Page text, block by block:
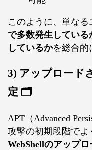
このように、単な
で多数発生している
しているかを総合的
3) アップロード
定 🗂️
APT（Advanced
攻撃の初期段階でよ
WebShellのアップロ